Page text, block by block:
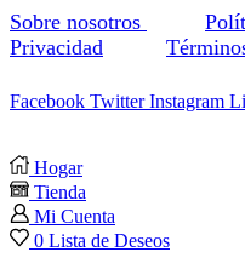
Sobre nosotros
Privacidad
Facebook Twitter Instagram
Hogar
Tienda
Mi Cuenta
0 Lista de Deseos